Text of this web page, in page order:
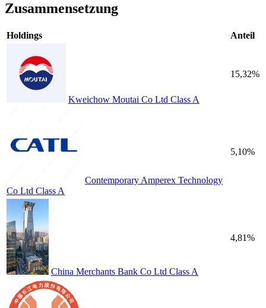
Zusammensetzung
Holdings Anteil
Kweichow Moutai Co Ltd Class A
15,32%
Contemporary Amperex Technology
Co Ltd Class A
5,10%
China Merchants Bank Co Ltd Class A
4,81%